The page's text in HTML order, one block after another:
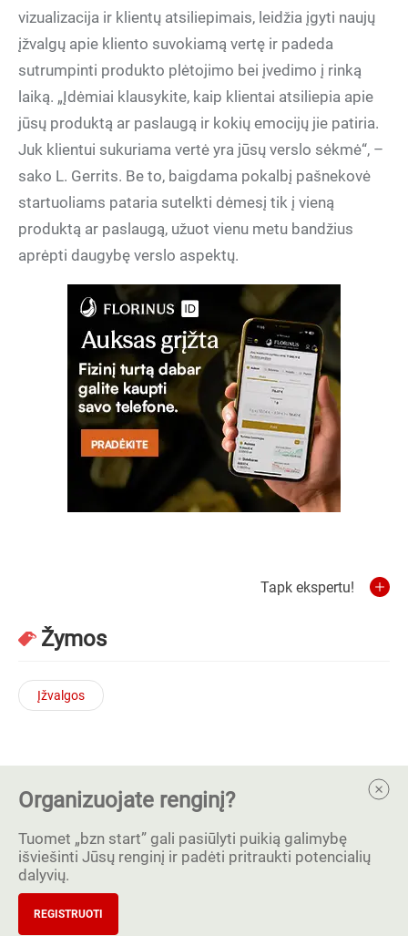
vizualizacija ir klientų atsiliepimais, leidžia įgyti naujų
įžvalgų apie kliento suvokiamą vertę ir padeda
sutrumpinti produkto plėtojimo bei įvedimo į rinką
laiką. „Įdėmiai klausykite, kaip klientai atsiliepia apie
jūsų produktą ar paslaugą ir kokių emocijų jie patiria.
Juk klientui sukuriama vertė yra jūsų verslo sėkmė“, –
sako L. Gerrits. Be to, baigdama pokalbį pašnekovė
startuoliams pataria sutelkti dėmesį tik į vieną
produktą ar paslaugą, užuot vienu metu bandžius
aprėpti daugybę verslo aspektų.
Tapk ekspertu!
Žymos
Įžvalgos
Organizuojate renginį?
Tuomet „bzn start” gali pasiūlyti puikią galimybę
išviešinti Jūsų renginį ir padėti pritraukti potencialių
dalyvių.
REGISTRUOTI